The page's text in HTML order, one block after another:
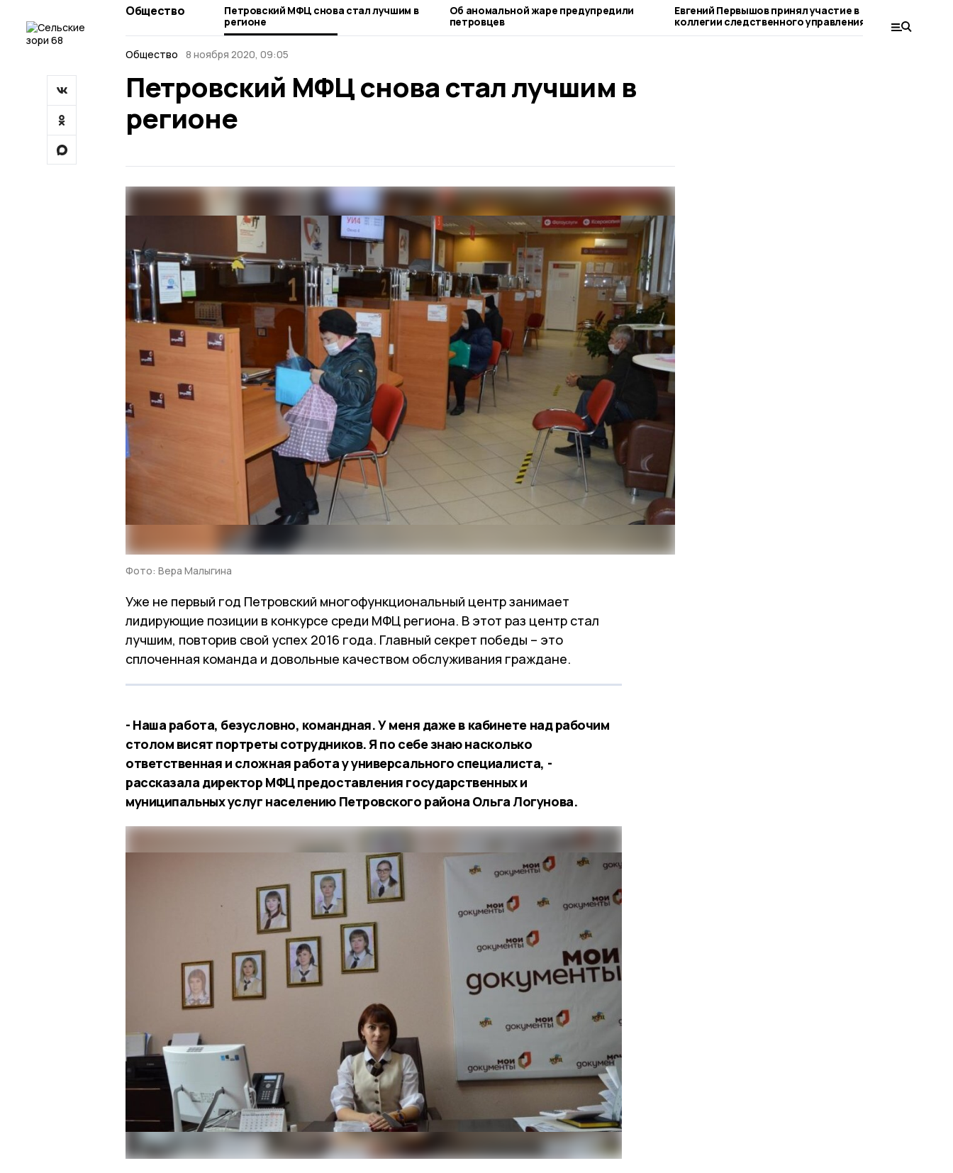
Общество
Петровский МФЦ снова стал лучшим в
регионе
Об аномальной жаре предупредили
петровцев
Евгений Первышов принял участие в
коллегии следственного управления по
Тамбовской области
Общество 8 ноября 2020, 09:05
Петровский МФЦ снова стал лучшим в
регионе
Фото: Вера Малыгина
Уже не первый год Петровский многофункциональный центр занимает
лидирующие позиции в конкурсе среди МФЦ региона. В этот раз центр стал
лучшим, повторив свой успех 2016 года. Главный секрет победы – это
сплоченная команда и довольные качеством обслуживания граждане.
- Наша работа, безусловно, командная. У меня даже в кабинете над рабочим
столом висят портреты сотрудников. Я по себе знаю насколько
ответственная и сложная работа у универсального специалиста, -
рассказала директор МФЦ предоставления государственных и
муниципальных услуг населению Петровского района Ольга Логунова.